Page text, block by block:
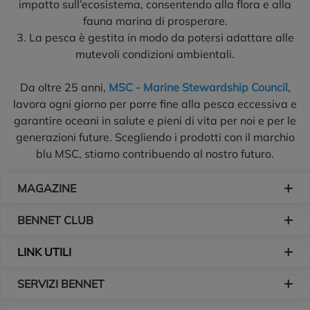
impatto sull’ecosistema, consentendo alla flora e alla
fauna marina di prosperare.
3. La pesca è gestita in modo da potersi adattare alle
mutevoli condizioni ambientali.
Da oltre 25 anni, MSC - Marine Stewardship Council,
lavora ogni giorno per porre fine alla pesca eccessiva e
garantire oceani in salute e pieni di vita per noi e per le
generazioni future. Scegliendo i prodotti con il marchio
blu MSC, stiamo contribuendo al nostro futuro.
MAGAZINE
BENNET CLUB
LINK UTILI
SERVIZI BENNET